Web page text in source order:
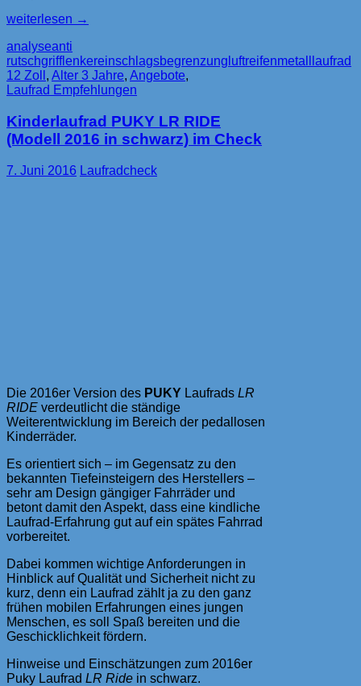
Lernrad:
zum
Fahrradfahren
vorbereiten
weiterlesen →
analyseanti
rutschgrifflenkereinschlagsbegrenzung luftreifenmetalllaufrad
12 Zoll , Alter 3 Jahre, Angebote,
Laufrad Empfehlungen
Kinderlaufrad PUKY LR RIDE
(Modell 2016 in schwarz) im Check
7. Juni 2016 Laufradcheck
Die 2016er Version des PUKY Laufrads LR
RIDE verdeutlicht die ständige
Weiterentwicklung im Bereich der pedallosen
Kinderräder.
Es orientiert sich – im Gegensatz zu den
bekannten Tiefeinsteigern des Herstellers –
sehr am Design gängiger Fahrräder und
betont damit den Aspekt, dass eine kindliche
Laufrad-Erfahrung gut auf ein spätes Fahrrad
vorbereitet.
Dabei kommen wichtige Anforderungen in
Hinblick auf Qualität und Sicherheit nicht zu
kurz, denn ein Laufrad zählt ja zu den ganz
frühen mobilen Erfahrungen eines jungen
Menschen, es soll Spaß bereiten und die
Geschicklichkeit fördern.
Hinweise und Einschätzungen zum 2016er
Puky Laufrad LR Ride in schwarz.